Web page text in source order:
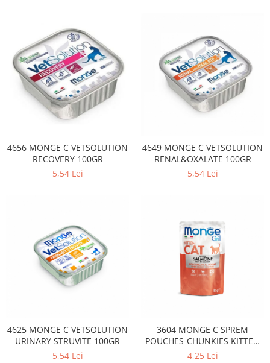
4656 MONGE C VETSOLUTION
RECOVERY 100GR
5,54 Lei
4649 MONGE C VETSOLUTION
RENAL&OXALATE 100GR
5,54 Lei
4625 MONGE C VETSOLUTION
URINARY STRUVITE 100GR
5,54 Lei
3604 MONGE C SPREM
POUCHES-CHUNKIES KITTEN
SALMON 85GR
4,25 Lei